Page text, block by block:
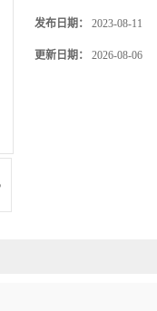
发布日期： 2023-08-11
更新日期： 2026-08-06